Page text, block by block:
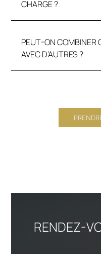
CHARGE ?
PEUT-ON COMBINER
AVEC D’AUTRES ?
RENDEZ-